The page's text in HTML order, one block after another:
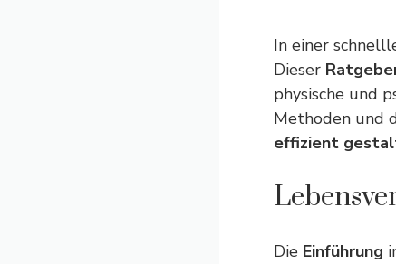
In einer
Dieser
physische und
Methoden und
effizient
Die Einführung